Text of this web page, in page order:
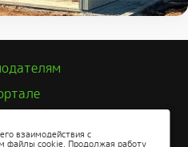
взаимодействия с
файлы cookie. Продолжая работу